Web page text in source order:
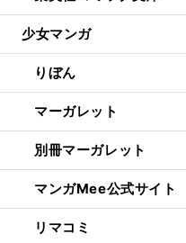
少女マンガ
りぼん
マーガレット
別冊マーガレット
マンガMee公式サイト
リマコミ